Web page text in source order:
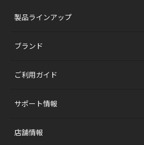
製品ラインアップ
ブランド
ご利用ガイド
サポート情報
店舗情報